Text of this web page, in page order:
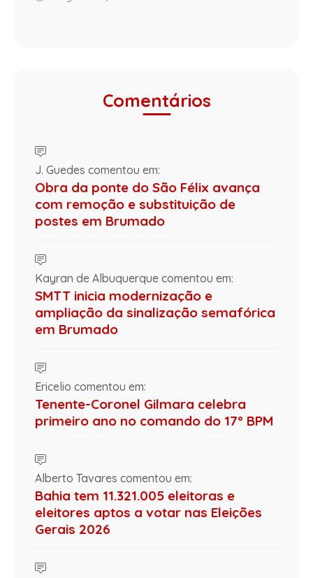
Comentários
J. Guedes comentou em:
Obra da ponte do São Félix avança
com remoção e substituição de
postes em Brumado
Kayran de Albuquerque comentou em:
SMTT inicia modernização e
ampliação da sinalização semafórica
em Brumado
Ericelio comentou em:
Tenente-Coronel Gilmara celebra
primeiro ano no comando do 17º BPM
Alberto Tavares comentou em:
Bahia tem 11.321.005 eleitoras e
eleitores aptos a votar nas Eleições
Gerais 2026